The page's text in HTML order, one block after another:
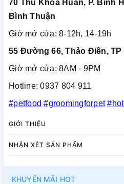
70 Thủ Khoa Huân, P. Bình
Bình Thuận
Giờ mở cửa: 8-12h, 14-19h
55 Đường 66, Thảo Điền,
Giờ mở cửa: 8AM - 9PM
Hotline: 0937 804 911
#petfood #groomingforpet
GIỚI THIỆU
NHẬN XÉT SẢN PHẨM
KHUYẾN MÃI HOT